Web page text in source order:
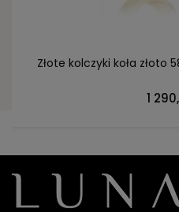
Złote kolczyki koła złoto
1